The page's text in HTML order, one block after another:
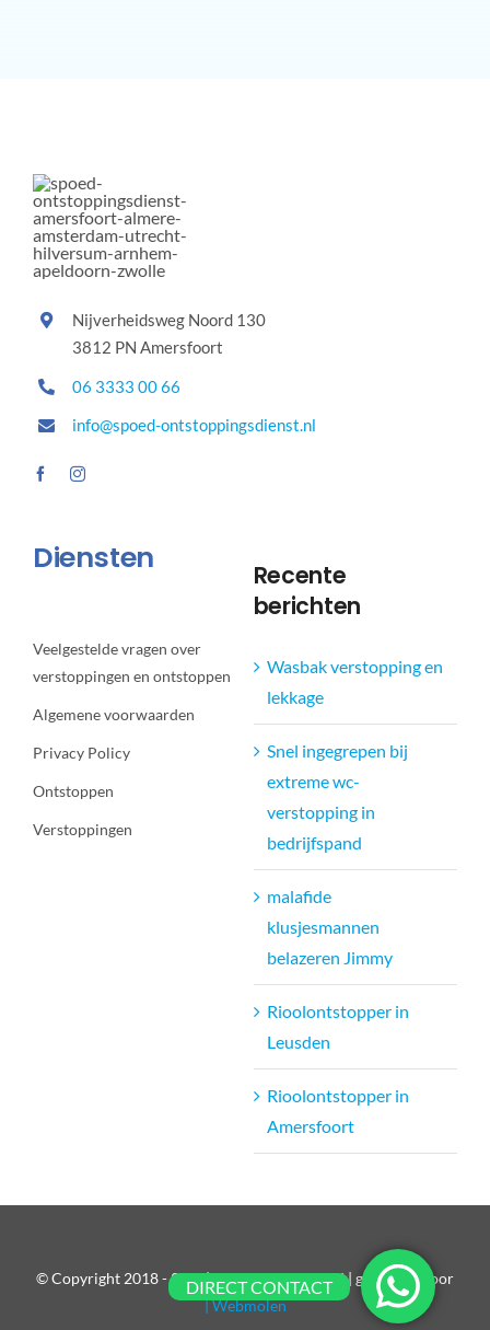
Nijverheidsweg Noord 130
3812 PN Amersfoort
06 3333 00 66
info@spoed-ontstoppingsdienst.nl
Diensten
Veelgestelde vragen over
verstoppingen en ontstoppen
Algemene voorwaarden
Privacy Policy
Ontstoppen
Verstoppingen
Recente
berichten
Wasbak verstopping en
lekkage
Snel ingegrepen bij
extreme wc-
verstopping in
bedrijfspand
malafide
klusjesmannen
belazeren Jimmy
Rioolontstopper in
Leusden
Rioolontstopper in
Amersfoort
© Copyright 2018 - 2026| All Rights Reserved | gebouwd door
| Webmolen
DIRECT CONTACT